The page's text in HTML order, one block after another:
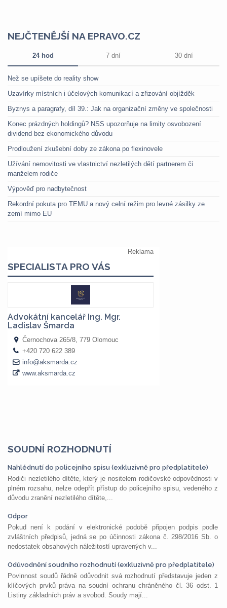
NEJČTENĚJŠÍ NA EPRAVO.CZ
24 hod 7 dní 30 dní
Než se upíšete do reality show
Uzavírky místních i účelových komunikací a zřizování objížděk
Byznys a paragrafy, díl 39.: Jak na organizační změny ve společnosti
Konec prázdných holdingů? NSS upozorňuje na limity osvobození
dividend bez ekonomického důvodu
Prodloužení zkušební doby ze zákona po flexinovele
Užívání nemovitosti ve vlastnictví nezletilých dětí partnerem či
manželem rodiče
Výpověď pro nadbytečnost
Rekordní pokuta pro TEMU a nový celní režim pro levné zásilky ze
zemí mimo EU
SOUDNÍ ROZHODNUTÍ
Nahlédnutí do policejního spisu (exkluzivně pro předplatitele)
Rodiči nezletilého dítěte, který je nositelem rodičovské odpovědnosti v
plném rozsahu, nelze odepřít přístup do policejního spisu, vedeného z
důvodu zranění nezletilého dítěte,...
Odpor
Pokud není k podání v elektronické podobě připojen podpis podle
zvláštních předpisů, jedná se po účinnosti zákona č. 298/2016 Sb. o
nedostatek obsahových náležitostí upravených v...
Odůvodnění soudního rozhodnutí (exkluzivně pro předplatitele)
Povinnost soudů řádně odůvodnit svá rozhodnutí představuje jeden z
klíčových prvků práva na soudní ochranu chráněného čl. 36 odst. 1
Listiny základních práv a svobod. Soudy mají...